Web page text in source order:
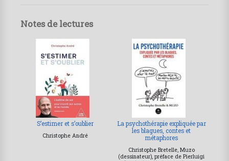
Notes de lectures
S’estimer et s’oublier
Christophe André
La psychothérapie expliquée par
les blagues, contes et
métaphores
Christophe Bretelle, Muzo
(dessinateur), préface de Pierluigi